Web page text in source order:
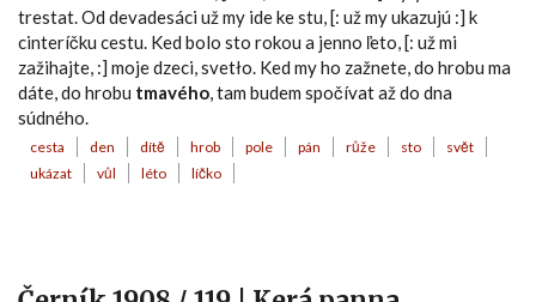
trestat. Od devadesáci už my ide ke stu, [: už my ukazujú :] k
cinteríčku cestu. Ked bolo sto rokou a jenno ľeto, [: už mi
zažihajte, :] moje dzeci, svetło. Ked my ho zažnete, do hrobu ma
dáte, do hrobu tmavého, tam budem spočívat až do dna
súdného.
cesta den dítě hrob pole pán růže sto
svět
ukázat
vůl léto líčko